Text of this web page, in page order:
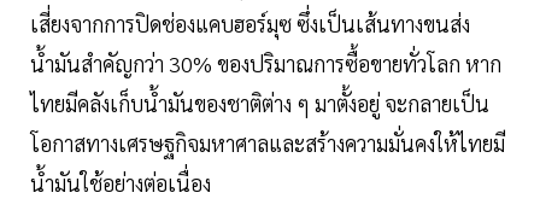
เสี่ยงจากการปิดช่องแคบฮอร์มุซ ซึ่งเป็นเส้นทางขนส่ง
น้ำมันสำคัญกว่า 30% ของปริมาณการซื้อขายทั่วโลก หาก
ไทยมีคลังเก็บน้ำมันของชาติต่าง ๆ มาตั้งอยู่ จะกลายเป็น
โอกาสทางเศรษฐกิจมหาศาลและสร้างความมั่นคงให้ไทยมี
น้ำมันใช้อย่างต่อเนื่อง